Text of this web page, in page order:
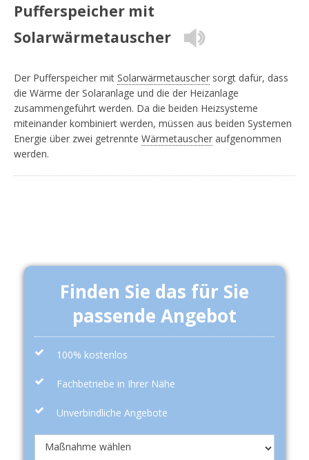
Pufferspeicher mit
Solarwärmetauscher
Der Pufferspeicher mit Solarwärmetauscher sorgt dafür, dass
die Wärme der Solaranlage und die der Heizanlage
zusammengeführt werden. Da die beiden Heizsysteme
miteinander kombiniert werden, müssen aus beiden Systemen
Energie über zwei getrennte Wärmetauscher aufgenommen
werden.
Finden Sie das für Sie
passende Angebot
100% kostenlos
Fachbetriebe in Ihrer Nähe
Unverbindliche Angebote